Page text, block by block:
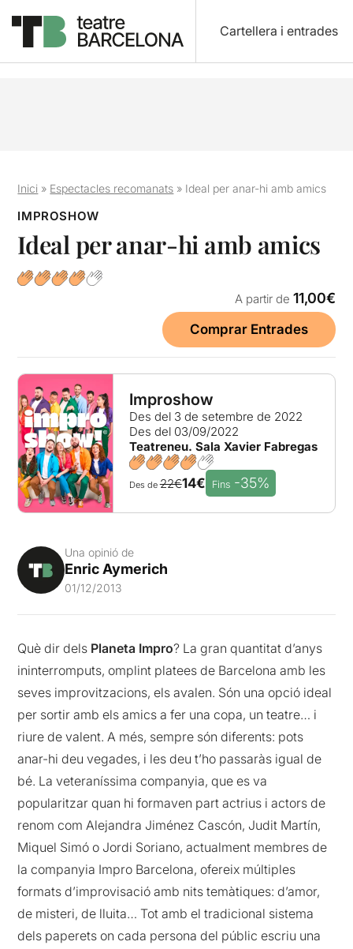
Cartellera i entrades
Inici » Espectacles recomanats » Ideal per anar-hi amb amics
IMPROSHOW
Ideal per anar-hi amb amics
A partir de 11,00€
Comprar Entrades
Improshow
Des del 3 de setembre de 2022
Des del 03/09/2022
Teatreneu. Sala Xavier Fabregas
Des de22€14€ Fins -35%
Una opinió de
Enric Aymerich
01/12/2013
Què dir dels Planeta Impro? La gran quantitat d’anys
ininterromputs, omplint platees de Barcelona amb les
seves improvitzacions, els avalen. Són una opció ideal
per sortir amb els amics a fer una copa, un teatre… i
riure de valent. A més, sempre són diferents: pots
anar-hi deu vegades, i les deu t’ho passaràs igual de
bé. La veteraníssima companyia, que es va
popularitzar quan hi formaven part actrius i actors de
renom com Alejandra Jiménez Cascón, Judit Martín,
Miquel Simó o Jordi Soriano, actualment membres de
la companyia Impro Barcelona, ofereix múltiples
formats d’improvisació amb nits temàtiques: d’amor,
de misteri, de lluita… Tot amb el tradicional sistema
dels paperets on cada persona del públic escriu una